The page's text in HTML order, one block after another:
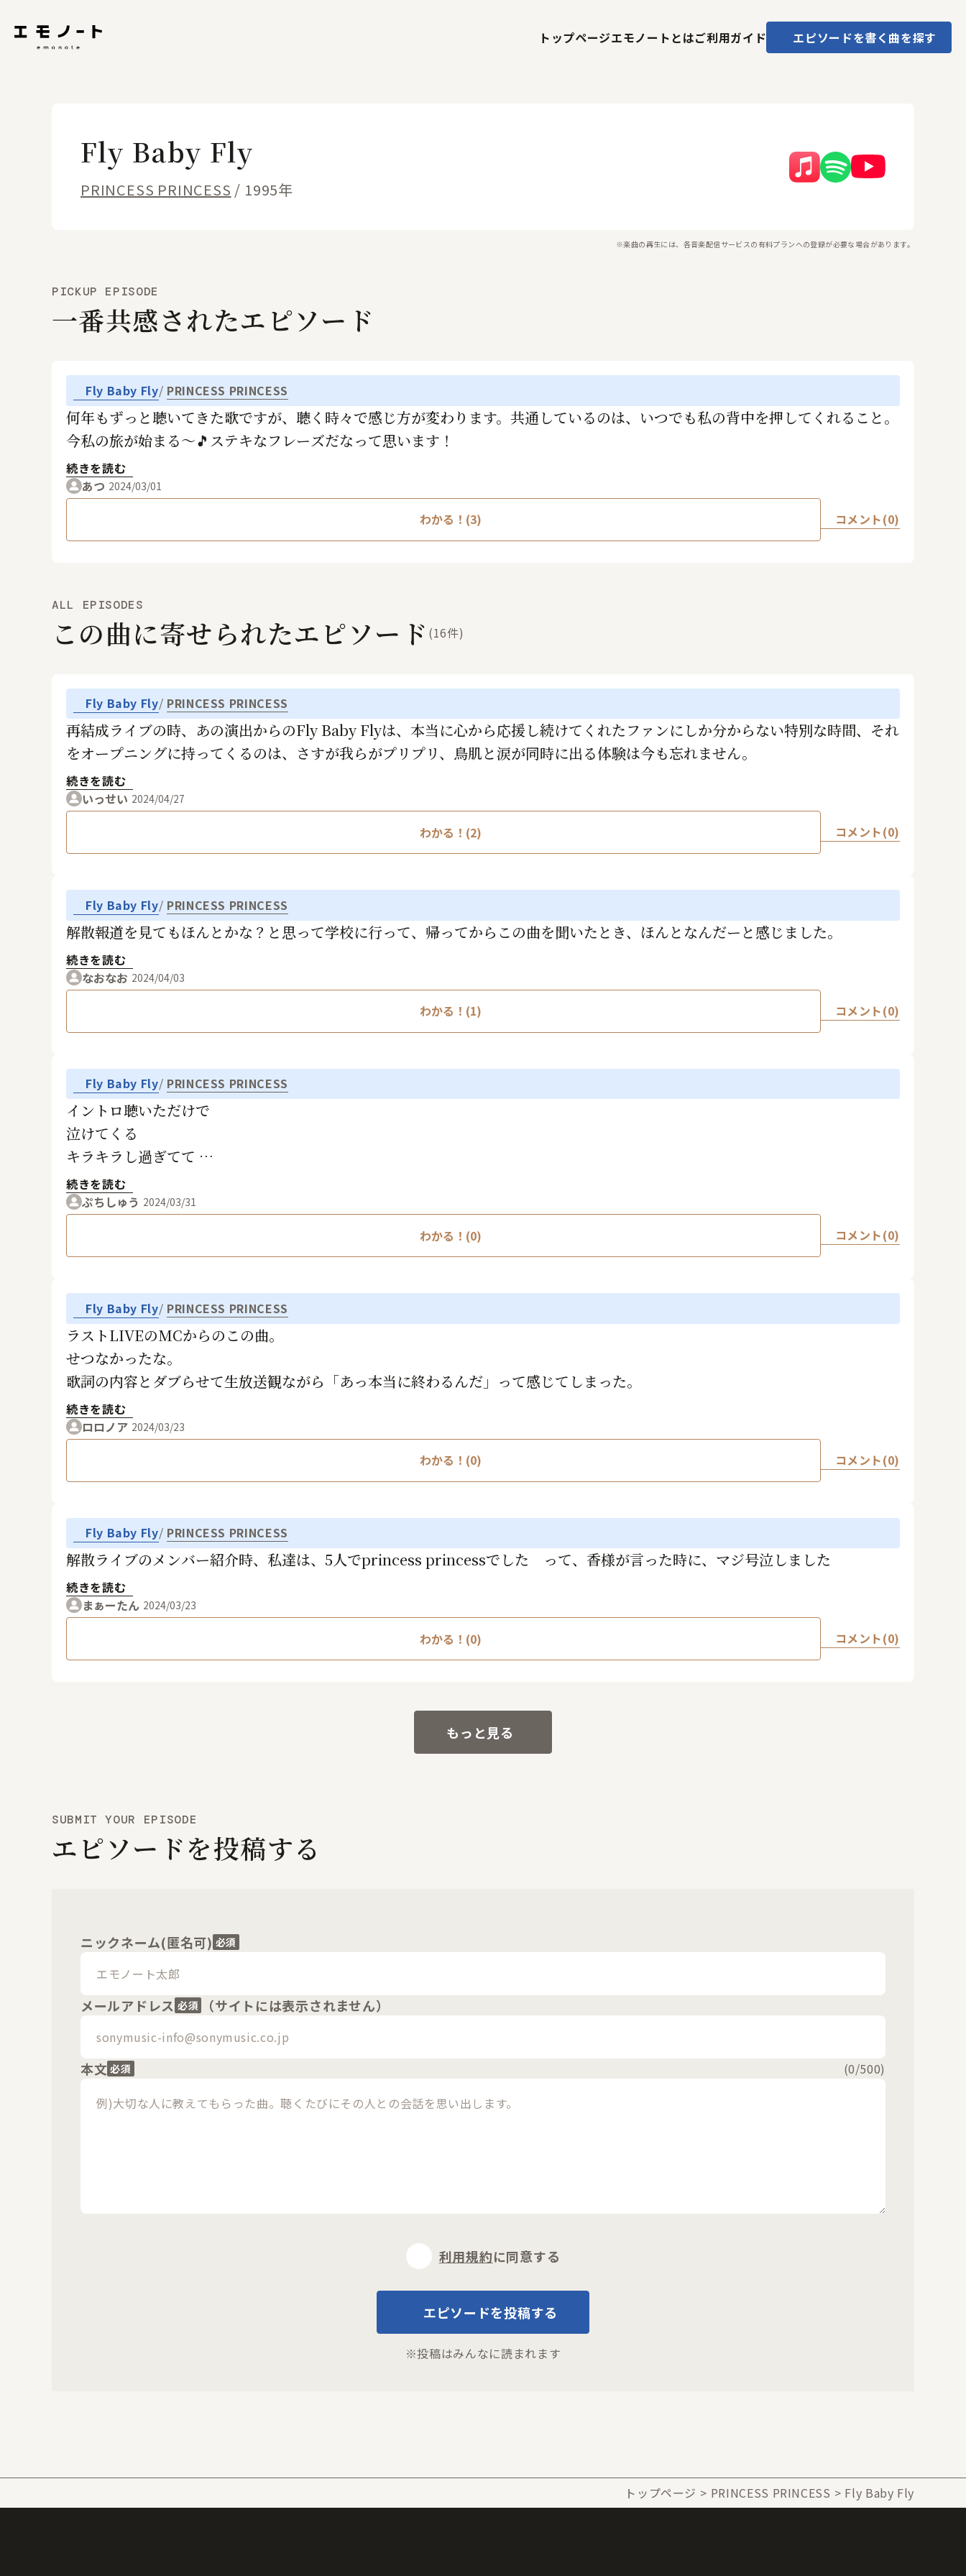
トップページエモノートとはご利用ガイド エピソードを書く 曲を探す
Fly Baby Fly
PRINCESS PRINCESS / 1995年
※楽曲の再生には、各音楽配信サービスの有料プランへの登録が必要な場合があります。
PICKUP EPISODE
一番共感されたエピソード
Fly Baby Fly PRINCESS PRINCESS
何年もずっと聴いてきた歌ですが、聴く時々で感じ方が変わります。共通しているのは、いつでも私の背中を押してくれること。
今私の旅が始まる〜🎵ステキなフレーズだなって思います！
続きを読む
あつ 2024/03/01
わかる！(3) コメント(0)
ALL EPISODES
この曲に寄せられたエピソード (16件)
Fly Baby Fly PRINCESS PRINCESS
再結成ライブの時、あの演出からのFly Baby Flyは、本当に心から応援し続けてくれたファンにしか分からない特別な時間、それ
をオープニングに持ってくるのは、さすが我らがプリプリ、鳥肌と涙が同時に出る体験は今も忘れません。
続きを読む
いっせい 2024/04/27
わかる！(2) コメント(0)
Fly Baby Fly PRINCESS PRINCESS
解散報道を見てもほんとかな？と思って学校に行って、帰ってからこの曲を聞いたとき、ほんとなんだーと感じました。
続きを読む
なおなお 2024/04/03
わかる！(1) コメント(0)
Fly Baby Fly PRINCESS PRINCESS
イントロ聴いただけで
泣けてくる
キラキラし過ぎてて
ファンへのメッセージ
当時の私には
続きを読む
ぷちしゅう 2024/03/31
わかる！(0) コメント(0)
Fly Baby Fly PRINCESS PRINCESS
ラストLIVEのMCからのこの曲。
せつなかったな。
歌詞の内容とダブらせて生放送観ながら「あっ本当に終わるんだ」って感じてしまった。
続きを読む
ロロノア 2024/03/23
わかる！(0) コメント(0)
Fly Baby Fly PRINCESS PRINCESS
解散ライブのメンバー紹介時、私達は、5人でprincess princessでした って、香様が言った時に、マジ号泣しました
続きを読む
まぁーたん 2024/03/23
わかる！(0) コメント(0)
もっと見る
SUBMIT YOUR EPISODE
エピソードを投稿する
ニックネーム(匿名可) 必須
メールアドレス 必須 （サイトには表示されません）
本文 必須 (0/500)
利用規約に同意する
エピソードを投稿する
※投稿はみんなに読まれます
トップページ PRINCESS PRINCESS Fly Baby Fly